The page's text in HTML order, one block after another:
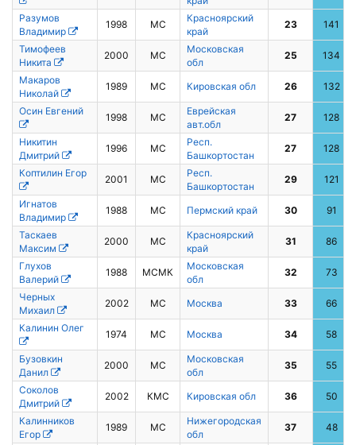
Разумов
Владимир
1998 МС
Красноярский
край
23 141
Тимофеев
Никита
2000 МС
Московская
обл
25 134
Макаров
Николай
1989 МС Кировская обл 26 132
Осин Евгений
1998 МС
Еврейская
авт.обл
27 128
Никитин
Дмитрий
1996 МС
Респ.
Башкортостан
27 128
Коптилин Егор
2001 МС
Респ.
Башкортостан
29 121
Игнатов
Владимир
1988 МС Пермский край 30 91
Таскаев
Максим
2000 МС
Красноярский
край
31 86
Глухов
Валерий
1988 МСМК
Московская
обл
32 73
Черных
Михаил
2002 МС Москва 33 66
Калинин Олег
1974 МС Москва 34 58
Бузовкин
Данил
2000 МС
Московская
обл
35 55
Соколов
Дмитрий
2002 КМС Кировская обл 36 50
Калинников
Егор
1989 МС
Нижегородская
обл
37 48